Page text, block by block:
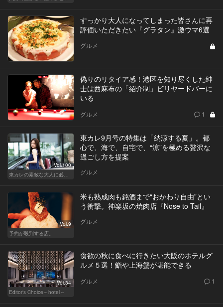
すっかり大人になってしまった皆さんに再
評価いただきたい『グラタン』激ウマ6選
グルメ
偽りのリタイア感！港区を知り尽くした紳
士は西麻布の「紹介制」ビリヤードバーに
いる
グルメ 1
Vol.100
東カレ9月号の特集は「納涼する夏」。都
心で、海で、自宅で、“涼”を極める贅沢な
過ごし方を提案
グルメ
Vol.9
予約が殺到する店。
米も熟成肉も銘酒まで“おかわり自由”とい
う衝撃。神楽坂の焼肉店『Nose to Tail』
グルメ
Vol.34
Editor's Choice～hotel～
食欲の秋に食べに行きたい大阪のホテルグ
ルメ５選！鮨や上海蟹が堪能できる
グルメ 1